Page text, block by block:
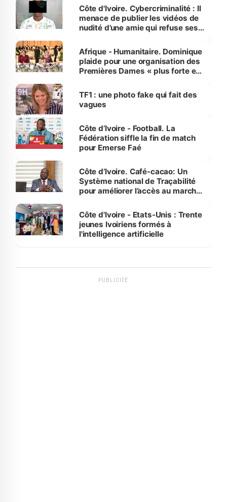
des Transports
Côte d'Ivoire. Cybercriminalité : Il
menace de publier les vidéos de
nudité d’une amie qui refuse ses
Afrique - Humanitaire. Dominique
plaide pour une organisation des
Premières Dames « plus forte et
sur la scène internationale »
TF1 : une photo fake qui fait des
vagues
Côte d’Ivoire - Football. La
Fédération siffle la fin de match
pour Emerse Faé
Côte d’Ivoire. Café-cacao: Un
Système national de Traçabilité
pour améliorer l’accès au marché
Côte d'Ivoire - Etats-Unis : Trente
jeunes Ivoiriens formés à
l'intelligence artificielle
PUBLICITÉ